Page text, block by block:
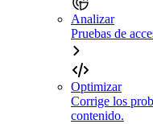
Analizar
Pruebas de
Optimizar
Corrige los
contenido.